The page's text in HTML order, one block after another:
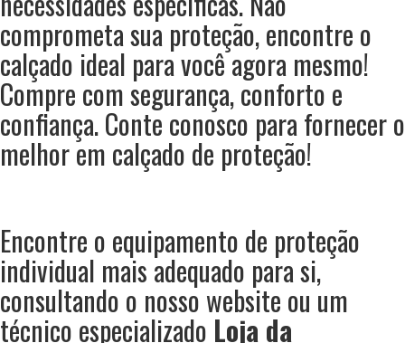
comprometa sua proteção, encontre o
calçado ideal para você agora mesmo!
Compre com segurança, conforto e
confiança. Conte conosco para fornecer o
melhor em calçado de proteção!
Encontre o equipamento de proteção
individual mais adequado para si,
consultando o nosso website ou um
técnico especializado Loja da